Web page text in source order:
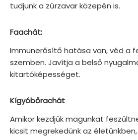
tudjunk a zűrzavar közepén is.
Faachát:
Immunerősítő hatása van, véd a
szemben. Javítja a belső
kitartóképességet.
Kígyóbőrachát:
Amikor kezdjük magunkat
kicsit megrekedünk az